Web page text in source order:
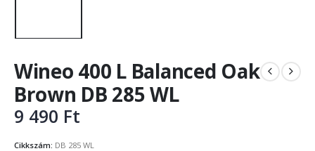
Wineo 400 L Balanced Oak
Brown DB 285 WL
9 490 Ft
Cikkszám: DB 285 WL